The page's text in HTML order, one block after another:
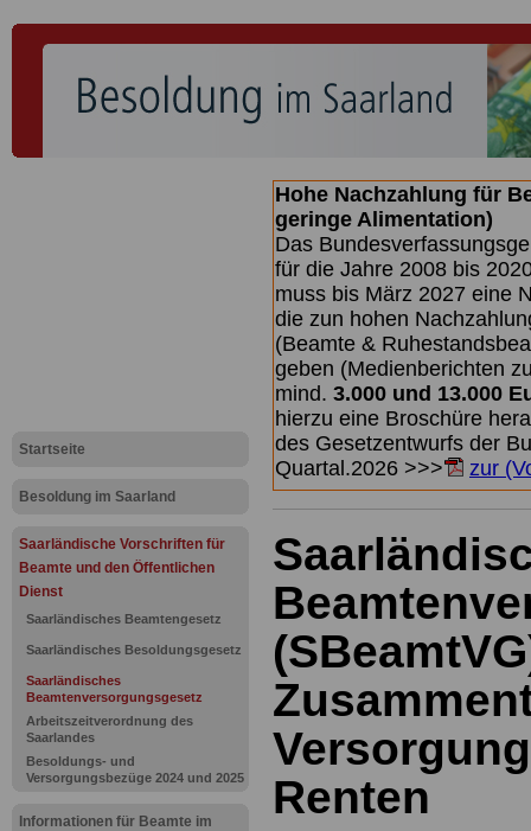
Startseite
Besoldung im Saarland
Saarländische Vorschriften für
Beamte und den Öffentlichen
Dienst
Saarländisches Beamtengesetz
Saarländisches Besoldungsgesetz
Saarländisches
Beamtenversorgungsgesetz
Arbeitszeitverordnung des
Saarlandes
Besoldungs- und
Versorgungsbezüge 2024 und 2025
Informationen für Beamte im
Hohe Nachzahlung für
geringe Alimentation)
Das
für die Jahre 2008 bis
muss bis März 2027 eine
die zun hohen
(Beamte &
geben (Medienberichten
mind. 3.000 und 13.000
hierzu eine Broschüre
des Gesetzentwurfs der
Quartal.2026 >>>
zur
Renten